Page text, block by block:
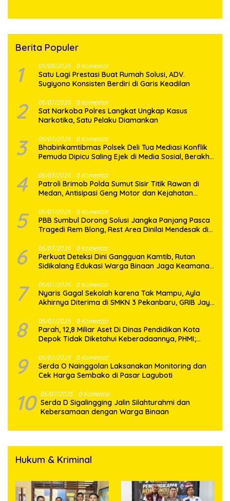
Berita Populer
1 05/08/2026 0 Komentar
Satu Lagi Prestasi Buat Rumah Solusi, ADV.
Sugiyono Konsisten Berdiri di Garis Keadilan
2 06/07/2026 0 Komentar
Sat Narkoba Polres Langkat Ungkap Kasus
Narkotika, Satu Pelaku Diamankan
3 06/07/2026 0 Komentar
Bhabinkamtibmas Polsek Deli Tua Mediasi Konflik
Pemuda Dipicu Saling Ejek di Media Sosial, Berakhir
4 06/07/2026 0 Komentar
Patroli Brimob Polda Sumut Sisir Titik Rawan di
Medan, Antisipasi Geng Motor dan Kejahatan
5 06/07/2026 0 Komentar
PBB Sumbul Dorong Solusi Jangka Panjang Pasca
Tragedi Rem Blong, Rest Area Dinilai Mendesak di
6 06/07/2026 0 Komentar
Perkuat Deteksi Dini Gangguan Kamtib, Rutan
Sidikalang Edukasi Warga Binaan Jaga Keamanan
7 06/07/2026 0 Komentar
Nyaris Gagal Sekolah karena Tak Mampu, Ayla
Akhirnya Diterima di SMKN 3 Pekanbaru, GRIB Jaya
8 06/07/2026 0 Komentar
Parah, 12,8 Miliar Aset Di Dinas Pendidikan Kota
Depok Tidak Diketahui Keberadaannya, PHMI;
9 06/07/2026 0 Komentar
Serda O Nainggolan Laksanakan Monitoring dan
Cek Harga Sembako di Pasar Laguboti
10 06/07/2026 0 Komentar
Serda D Sigalingging Jalin Silahturahmi dan
Kebersamaan dengan Warga Binaan
Hukum & Kriminal